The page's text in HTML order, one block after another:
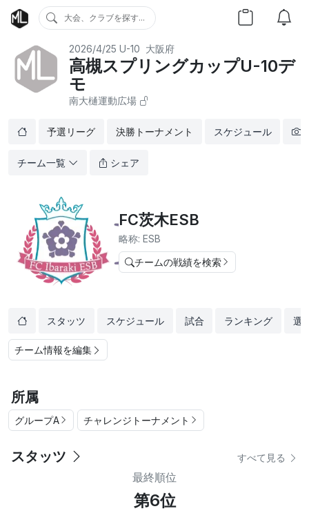
大会、クラブを探す...
2026/4/25 U-10 大阪府
高槻スプリングカップU-10デ
モ
南大樋運動広場
予選リーグ 決勝トーナメント スケジュール
チーム一覧 シェア
FC茨木ESB
略称: ESB
チームの戦績を検索
スタッツ スケジュール 試合 ランキング 選
チーム情報を編集
所属
グループA チャレンジトーナメント
スタッツ すべて見る
最終順位
第6位